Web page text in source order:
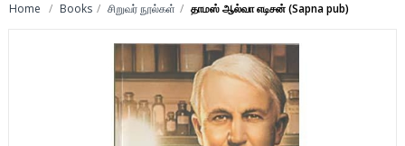
Home Books சிறுவர் நூல்கள் தாமஸ் ஆல்வா எடிசன் (Sapna pub)